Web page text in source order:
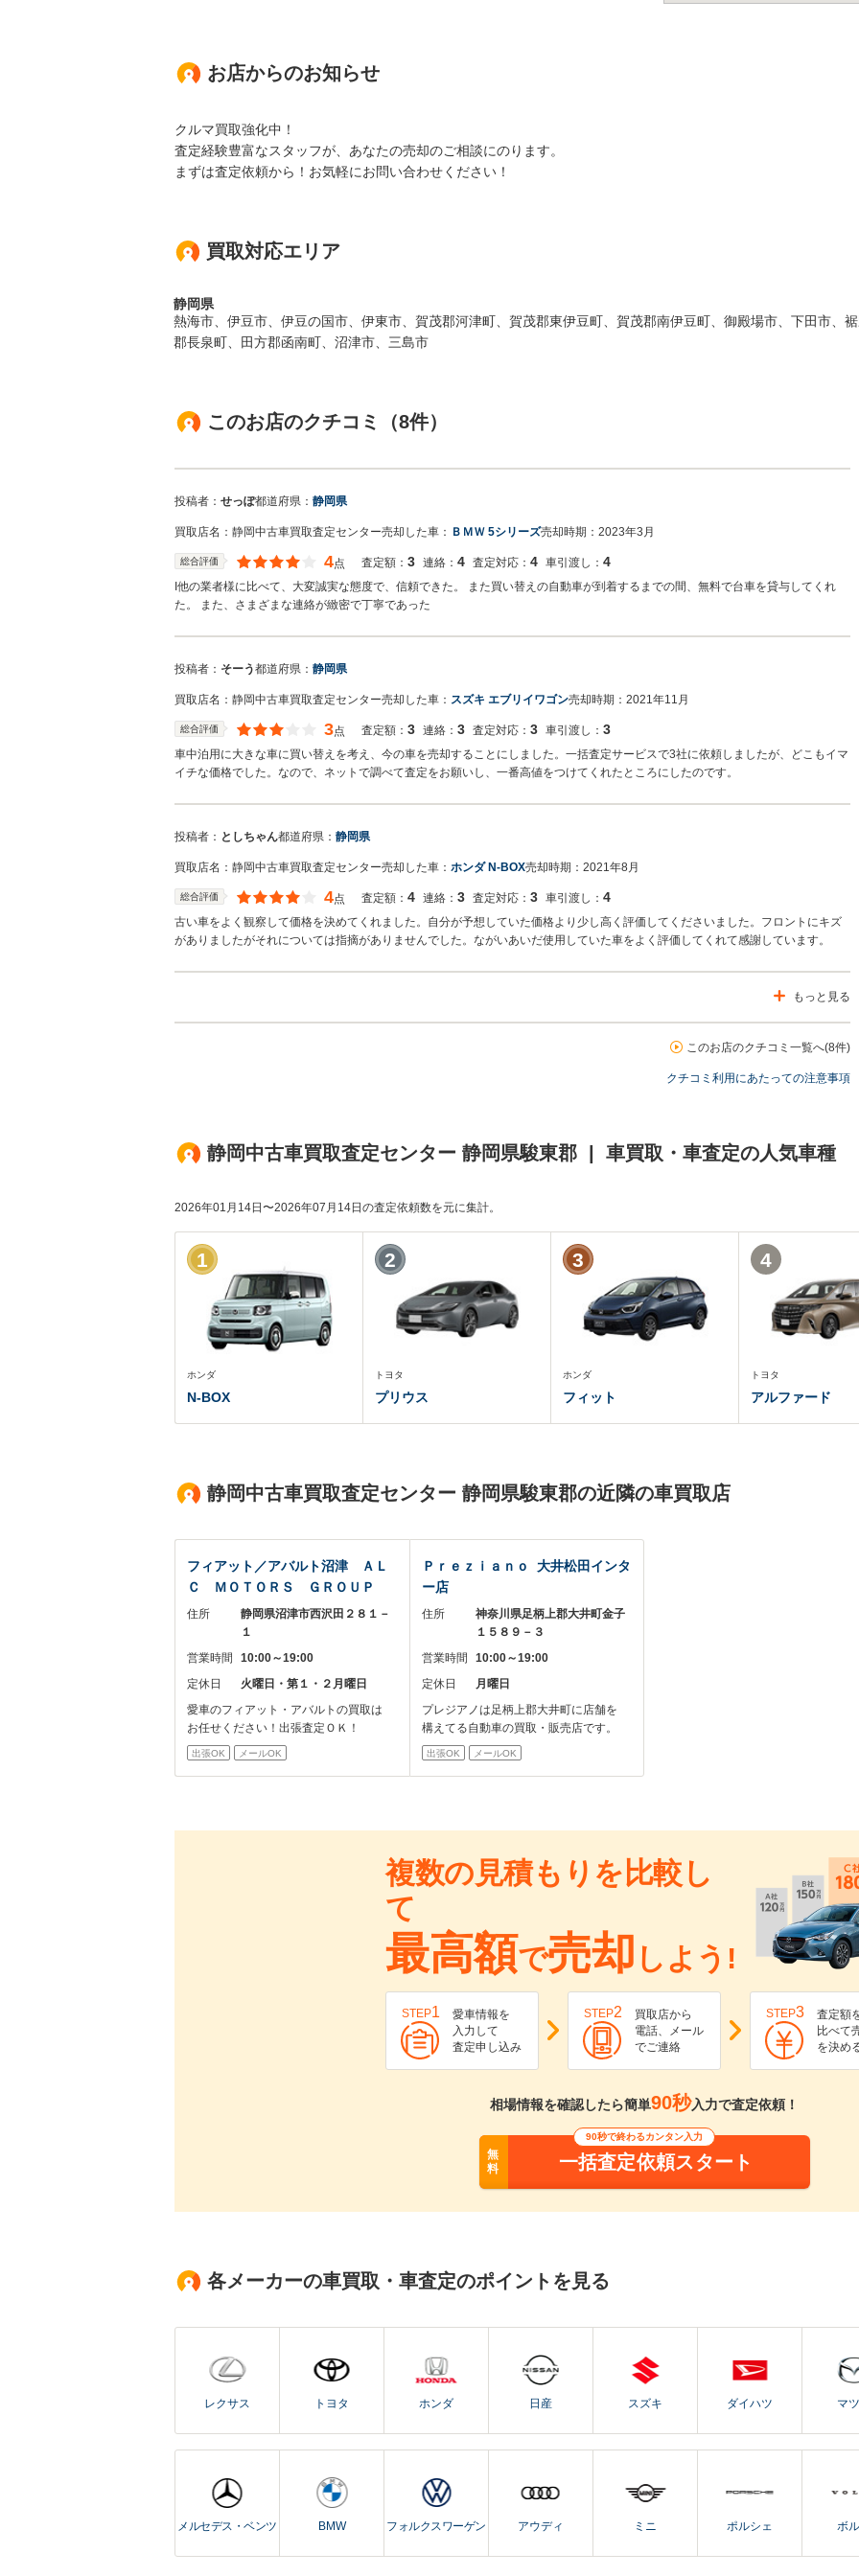
お店からのお知らせ
クルマ買取強化中！
査定経験豊富なスタッフが、あなたの売却のご相談にのります。
まずは査定依頼から！お気軽にお問い合わせください！
買取対応エリア
静岡県
熱海市、伊豆市、伊豆の国市、伊東市、賀茂郡河津町、賀茂郡東伊豆町、賀茂郡南伊豆町、御殿場市、下田市、
郡長泉町、田方郡函南町、沼津市、三島市
このお店のクチコミ（8件）
投稿者： せっぽ都道府県： 静岡県
買取店名： 静岡中古車買取査定センター売却した車： ＢＭＷ 5シリーズ売却時期： 2023年3月
総合評価 4点 査定額： 3 連絡： 4 査定対応： 4 車引渡し： 4
I他の業者様に比べて、大変誠実な態度で、信頼できた。 また買い替えの自動車が到着するまでの間、無料で台車を貸与してくれ
た。 また、さまざまな連絡が緻密で丁寧であった
投稿者： そーう都道府県： 静岡県
買取店名： 静岡中古車買取査定センター売却した車： スズキ エブリイワゴン売却時期： 2021年11月
総合評価 3点 査定額： 3 連絡： 3 査定対応： 3 車引渡し： 3
車中泊用に大きな車に買い替えを考え、今の車を売却することにしました。一括査定サービスで3社に依頼しましたが、どこもイマ
イチな価格でした。なので、ネットで調べて査定をお願いし、一番高値をつけてくれたところにしたのです。
投稿者： としちゃん都道府県： 静岡県
買取店名： 静岡中古車買取査定センター売却した車： ホンダ N-BOX売却時期： 2021年8月
総合評価 4点 査定額： 4 連絡： 3 査定対応： 3 車引渡し： 4
古い車をよく観察して価格を決めてくれました。自分が予想していた価格より少し高く評価してくださいました。フロントにキズ
がありましたがそれについては指摘がありませんでした。ながいあいだ使用していた車をよく評価してくれて感謝しています。
もっと見る
このお店のクチコミ一覧へ(8件)
クチコミ利用にあたっての注意事項
静岡中古車買取査定センター 静岡県駿東郡 | 車買取・車査定の人気車種
2026年01月14日〜2026年07月14日の査定依頼数を元に集計。
ホンダ
N-BOX
1
トヨタ
プリウス
2
ホンダ
フィット
3
トヨタ
アルファード
4
静岡中古車買取査定センター 静岡県駿東郡の近隣の車買取店
フィアット／アバルト沼津 ＡＬ
Ｃ ＭＯＴＯＲＳ ＧＲＯＵＰ
住所
静岡県沼津市西沢田２８１－
１
営業時間
10:00～19:00
定休日
火曜日・第１・２月曜日
愛車のフィアット・アバルトの買取は
お任せください！出張査定ＯＫ！
出張OK メールOK
Ｐｒｅｚｉａｎｏ 大井松田インタ
ー店
住所
神奈川県足柄上郡大井町金子
１５８９－３
営業時間
10:00～19:00
定休日
月曜日
プレジアノは足柄上郡大井町に店舗を
構えてる自動車の買取・販売店です。
出張OK メールOK
複数の見積もりを比較し
て
最高額で売却 しよう!
STEP1
愛車情報を
入力して
査定申し込み
STEP2
買取店から
電話、メール
でご連絡
STEP3
査定額
比べて
を決め
相場情報を確認したら簡単90秒入力で査定依頼！
無
料
90秒で終わるカンタン入力
一括査定依頼スタート
各メーカーの車買取・車査定のポイントを見る
レクサス トヨタ ホンダ 日産 スズキ ダイハツ マ
メルセデス・ベンツ BMW フォルクスワーゲン アウディ ミニ ポルシェ ボ